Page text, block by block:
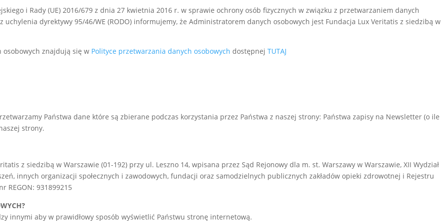
i Rady (UE) 2016/679 z dnia 27 kwietnia 2016 r. w sprawie ochrony osób fizycznych w związku z przetwarzaniem danych
dyrektywy 95/46/WE (RODO) informujemy, że Administratorem danych osobowych jest Fundacja Lux Veritatis z siedzibą w
osobowych znajdują się w Polityce przetwarzania danych osobowych dostępnej TUTAJ
Państwa dane które są zbierane podczas korzystania przez Państwa z naszej strony: Państwa zapisy na Newsletter (o ile
strony.
z siedzibą w Warszawie (01-192) przy ul. Leszno 14, wpisana przez Sąd Rejonowy dla m. st. Warszawy w Warszawie, XII Wydział
innych organizacji społecznych i zawodowych, fundacji oraz samodzielnych publicznych zakładów opieki zdrowotnej i Rejestru
REGON: 931899215
innymi aby w prawidłowy sposób wyświetlić Państwu stronę internetową.